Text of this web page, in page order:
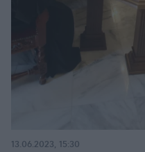
13.06.2023, 15:30